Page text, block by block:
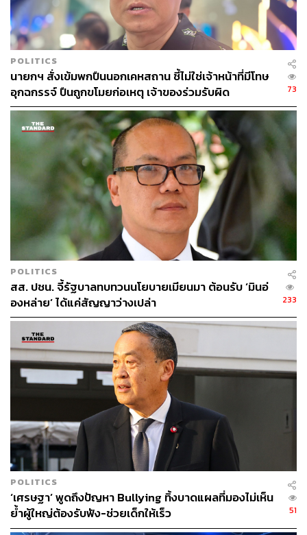
ส่วนการหารือที่บ้านจันทร์ส่องหล้าเมื่อวานนี้ถูกมองว่า
ทักษิณ ชินวัตร เข้ามาครอบงำนั้น วราวุธย้ำว่าไม่ได้เป็นการ
ถูกใครครอบงำ เพราะทักษิณก็มีตำแหน่งสำคัญ และเป็นพ่อ
ของหัวหน้าพรรคเพื่อไทย อย่างตนถ้าพ่อบรรหาร ศิลปอาชา
ยังอยู่ ก็ต้องถามพ่อเหมือนกัน ซึ่งการที่หัวหน้าพรรคมีพ่อให้
คำปรึกษาถือเป็นสิ่งที่ดี และไม่ได้มองว่าถูกครอบงำ เป็นการ
พูดคุยมากกว่า
วราวุธยังระบุด้วยว่า เมื่อวานนี้ได้ส่งข้อความไปทางไลน์ส่วน
ตัวของอดีตนายกฯเศรษฐา ว่าเป็นกำลังใจให้ท่าน เพราะได้
ร่วมงานกันมาเกือบหนึ่งปี เห็นถึงความตั้งใจและความมุ่งมั่น
ในการทำงาน และขอบคุณที่ได้มีโอกาสร่วมงานกันมา ซึ่งส่ง
ข้อความไปไม่นานท่านก็ส่งสติกเกอร์ขอบคุณกลับมา
เลขาฯ กฤษฎีกา​เผย​ โดยหลักการ ‘ควรหยุด’
พิชัย​ ชุณหวชิร​ รักษาการรองนายกรัฐมนตรี​ และ​รักษาการ
รัฐมนตรี​ว่าการ​กระทรวงการคลัง​ กล่าวถึงความชัดเจนใน
นโยบายโครงการเติมเงินดิจิทัลวอลเล็ต​ 10,000 บาท​ ที่มี
กระแสข่าวว่าอาจจะสะดุด​ว่า​ ไม่ใช่ตน เป็นนโยบายรัฐบาล​
ขอให้รอการประชุม ครม.รักษาการ ในวันนี้
ด้าน ปกรณ์​ นิลประพันธ์​ เลขาธิการคณะกรรมการกฤษฎีกา
กล่าวถึงกรณีเปลี่ยนรัฐบาลแล้วสามารถยกเลิกโครงการดัง
กล่าวได้หรือไม่ และเงินที่กู้มาจะทำอย่างไรว่า ต้องถาม
รัฐมนตรีว่าการกระทรวงการคลัง แต่โดยหลักแล้วมันควรจะ
หยุดลง​ และไม่ต้องกลับไปถามความเห็นจากคณะกรรมการ
กฤษฎีกา
POLITICS
นายกฯ สั่งเข้มพกปืนนอกเคหสถาน ชี้ไม่ใช่เจ้าหน้าที่มีโทษ
อุกฉกรรจ์ ปืนถูกขโมยก่อเหตุ เจ้าของร่วมรับผิด
73
POLITICS
สส. ปชน. จี้รัฐบาลทบทวนนโยบายเมียนมา ต้อนรับ ‘มินอ่
องหล่าย’ ได้แค่สัญญาว่างเปล่า
233
POLITICS
‘เศรษฐา’ พูดถึงปัญหา Bullying ทิ้งบาดแผลที่มองไม่เห็น
ย้ำผู้ใหญ่ต้องรับฟัง-ช่วยเด็กให้เร็ว
51